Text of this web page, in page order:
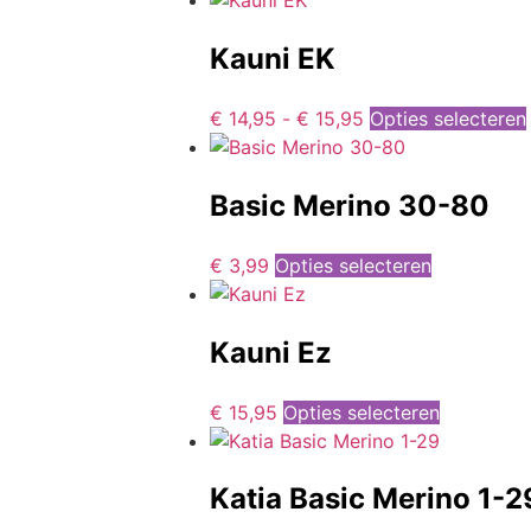
Kauni EK
€ 14,95 - € 15,95 Opties selecteren
Basic Merino 30-80
€ 3,99 Opties selecteren
Kauni Ez
€ 15,95 Opties selecteren
Katia Basic Merino 1-